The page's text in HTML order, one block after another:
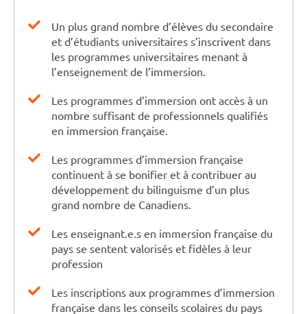
Un plus grand nombre d’élèves du secondaire
et d’étudiants universitaires s’inscrivent dans
les programmes universitaires menant à
l’enseignement de l’immersion.
Les programmes d’immersion ont accès à un
nombre suffisant de professionnels qualifiés
en immersion française.
Les programmes d’immersion française
continuent à se bonifier et à contribuer au
développement du bilinguisme d’un plus
grand nombre de Canadiens.
Les enseignant.e.s en immersion française du
pays se sentent valorisés et fidèles à leur
profession
Les inscriptions aux programmes d’immersion
française dans les conseils scolaires du pays